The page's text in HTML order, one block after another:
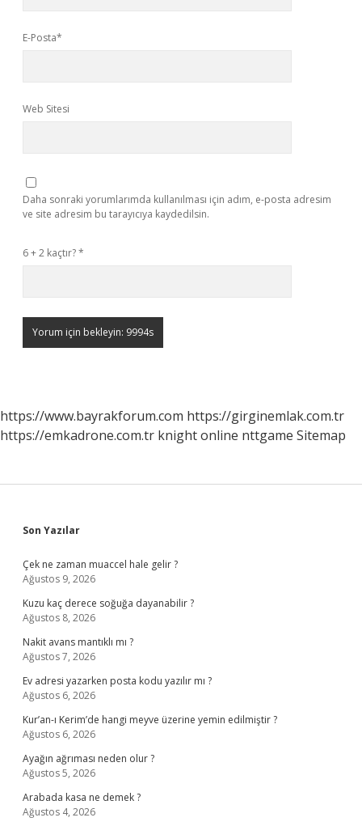
E-Posta*
Web Sitesi
Daha sonraki yorumlarımda kullanılması için adım, e-posta adresim
ve site adresim bu tarayıcıya kaydedilsin.
6 + 2 kaçtır?*
https://www.bayrakforum.com https://girginemlak.com.tr
https://emkadrone.com.tr knight online nttgame Sitemap
Sidebar
Son Yazılar
Çek ne zaman muaccel hale gelir ?
Ağustos 9, 2026
Kuzu kaç derece soğuğa dayanabilir ?
Ağustos 8, 2026
Nakit avans mantıklı mı ?
Ağustos 7, 2026
Ev adresi yazarken posta kodu yazılır mı ?
Ağustos 6, 2026
Kur’an-ı Kerim’de hangi meyve üzerine yemin edilmiştir ?
Ağustos 6, 2026
Ayağın ağrıması neden olur ?
Ağustos 5, 2026
Arabada kasa ne demek ?
Ağustos 4, 2026